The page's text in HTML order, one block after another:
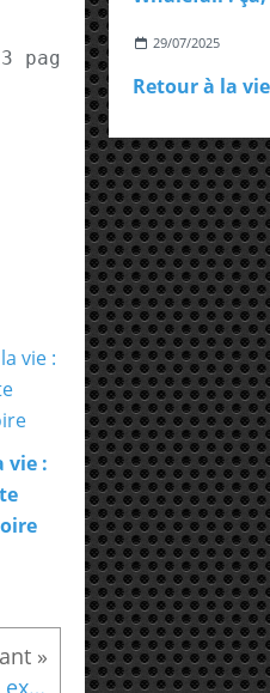
pages, 22 euros
vie :
Les morts d'avril : voyage explosif dans les pubs de Glasgow
29/07/2025